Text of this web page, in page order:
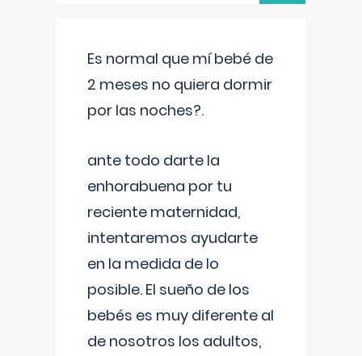
Es normal que mí bebé de
2 meses no quiera dormir
por las noches?.
ante todo darte la
enhorabuena por tu
reciente maternidad,
intentaremos ayudarte
en la medida de lo
posible. El sueño de los
bebés es muy diferente al
de nosotros los adultos,